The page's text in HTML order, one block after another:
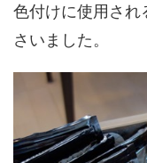
色付けに使用され
さいました。